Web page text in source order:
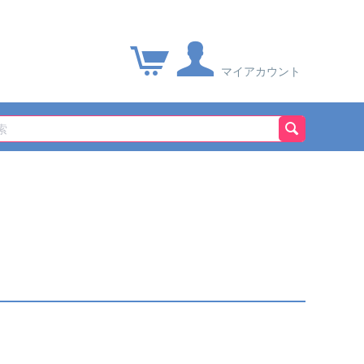
マイアカウント